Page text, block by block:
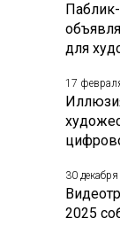
для
17
30
2025